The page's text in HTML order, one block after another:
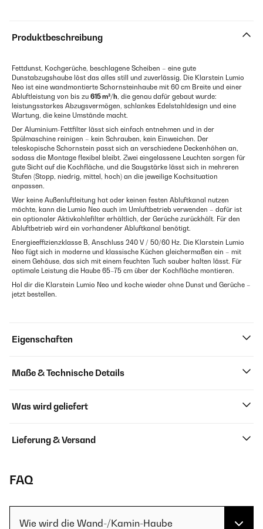
Produktbeschreibung
Fettdunst, Kochgerüche, beschlagene Scheiben – eine gute
Dunstabzugshaube löst das alles still und zuverlässig. Die Klarstein Lumio
Neo ist eine wandmontierte Schornsteinhaube mit 60 cm Breite und einer
Abluftleistung von bis zu 615 m³/h, die genau dafür gebaut wurde:
leistungsstarkes Abzugsvermögen, schlankes Edelstahldesign und eine
Wartung, die keine Umstände macht.
Der Aluminium-Fettfilter lässt sich einfach entnehmen und in der
Spülmaschine reinigen – kein Schrauben, kein Einweichen. Der
teleskopische Schornstein passt sich an verschiedene Deckenhöhen an,
sodass die Montage flexibel bleibt. Zwei eingelassene Leuchten sorgen für
gute Sicht auf die Kochfläche, und die Saugstärke lässt sich in mehreren
Stufen (Stopp, niedrig, mittel, hoch) an die jeweilige Kochsituation
anpassen.
Wer keine Außenluftleitung hat oder keinen festen Abluftkanal nutzen
möchte, kann die Lumio Neo auch im Umluftbetrieb verwenden – dafür ist
ein optionaler Aktivkohlefilter erhältlich, der Gerüche zurückhält. Für den
Abluftbetrieb wird ein vorhandener Abluftkanal benötigt.
Energieeffizienzklasse B, Anschluss 240 V / 50/60 Hz. Die Klarstein Lumio
Neo fügt sich in moderne und klassische Küchen gleichermaßen ein – mit
einem Gehäuse, das sich mit einem feuchten Tuch sauber halten lässt. Für
optimale Leistung die Haube 65–75 cm über der Kochfläche montieren.
Hol dir die Klarstein Lumio Neo und koche wieder ohne Dunst und Gerüche –
jetzt bestellen.
Eigenschaften
Maße & Technische Details
Was wird geliefert
Lieferung & Versand
FAQ
Wie wird die Wand-/Kamin-Haube